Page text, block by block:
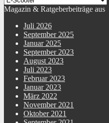
Magazin & Ratgeberbeiträge aus
Juli 2026
September 2025
Januar 2025
September 2023
August 2023
Juli 2023
Februar 2023
Januar 2023
März 2022
November 2021
Oktober 2021